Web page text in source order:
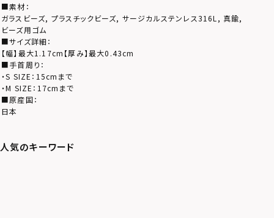
■素材：
ガラスビーズ, プラスチックビーズ, サージカルステンレス316L, 真鍮,
ビーズ用ゴム
■サイズ詳細：
【幅】最大1.17cm【厚み】最大0.43cm
■手首周り：
・S SIZE：15cmまで
・M SIZE：17cmまで
■原産国：
日本